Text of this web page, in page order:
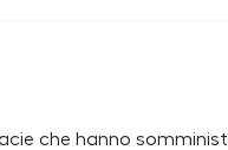
che hanno